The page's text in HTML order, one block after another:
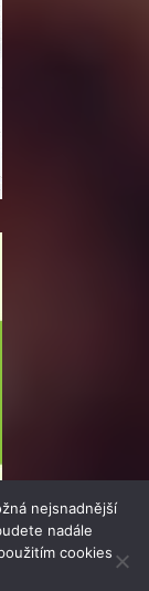
Media |
nejsnadnější
nadále
cookies